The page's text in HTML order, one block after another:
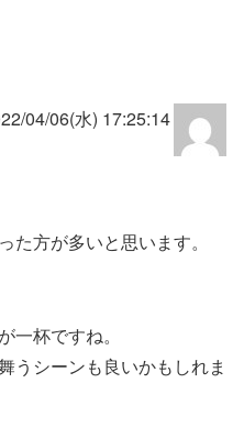
04/06(水) 17:25:14
方が多いと思います。
一杯ですね。
うシーンも良いかもしれま